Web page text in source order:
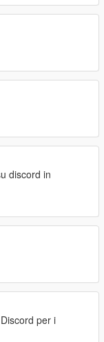
discord in
per i